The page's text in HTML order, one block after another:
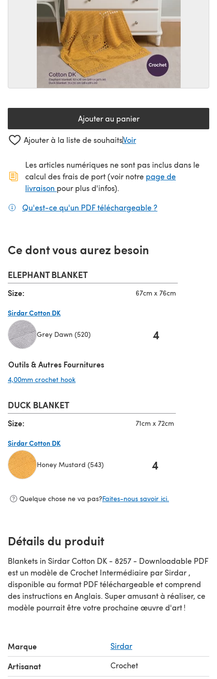
Ajouter au panier
Ajouter à la liste de souhaitsVoir
Les articles numériques ne sont pas inclus dans le
calcul des frais de port (voir notre page de
livraison (s'ouvre dans un nouvel onglet)
pour plus d'infos).
Qu'est-ce qu'un PDF téléchargeable ?
Ce dont vous aurez besoin
ELEPHANT BLANKET
Size: 67cm x 76cm
Sirdar Cotton DK
Grey Dawn (520) 4
Outils & Autres Fournitures
4,00mm crochet hook
DUCK BLANKET
Size: 71cm x 72cm
Sirdar Cotton DK
Honey Mustard (543) 4
Quelque chose ne va pas?Faites-nous savoir ici.
Détails du produit
Blankets in Sirdar Cotton DK - 8257 - Downloadable PDF
est un modèle de Crochet Intermédiaire par Sirdar ,
disponible au format PDF téléchargeable et comprend
des instructions en Anglais. Super amusant à réaliser, ce
modèle pourrait être votre prochaine œuvre d'art !
Marque Sirdar
Artisanat Crochet